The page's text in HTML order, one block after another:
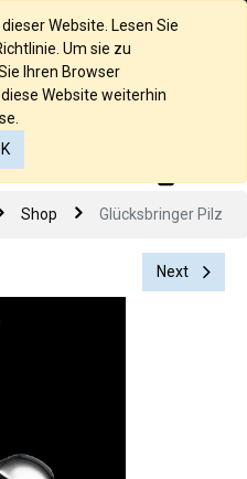
Website. Lesen Sie
Um sie zu
Ihren Browser
Website weiterhin
Shop Glücksbringer Pilz
Next